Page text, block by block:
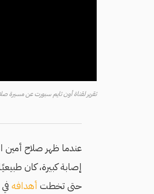
تقرير لقناة أون تايم سبورت عن مسيرة صلاح أمين
عندما ظهر صلاح
إصابة كبيرة، كان
حتى تخطت أهدافهفي